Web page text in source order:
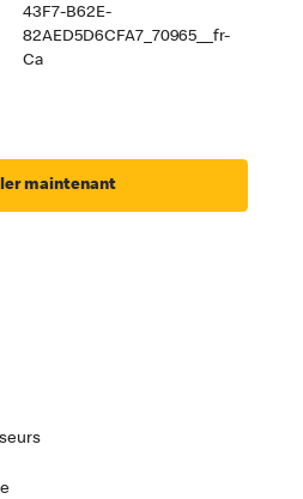
43F7-B62E-
82AED5D6CFA7_70965__fr-
Ca
maintenant